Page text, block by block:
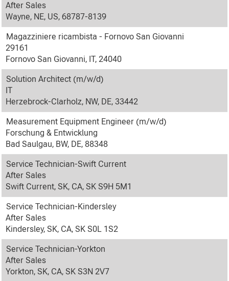
After Sales
Wayne, NE, US, 68787-8139
Magazziniere ricambista - Fornovo San Giovanni
29161
Fornovo San Giovanni, IT, 24040
Solution Architect (m/w/d)
IT
Herzebrock-Clarholz, NW, DE, 33442
Measurement Equipment Engineer (m/w/d)
Forschung & Entwicklung
Bad Saulgau, BW, DE, 88348
Service Technician-Swift Current
After Sales
Swift Current, SK, CA, SK S9H 5M1
Service Technician-Kindersley
After Sales
Kindersley, SK, CA, SK S0L 1S2
Service Technician-Yorkton
After Sales
Yorkton, SK, CA, SK S3N 2V7